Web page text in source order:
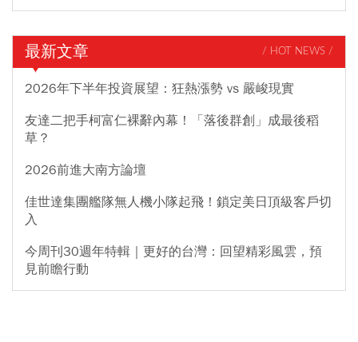
最新文章 / HOT NEWS /
2026年下半年投資展望：狂熱漲勢 vs 嚴峻現實
友達二把手柯富仁裸辭內幕！「落後群創」成最後稻
草？
2026前進大南方論壇
佳世達集團艦隊無人機小隊起飛！鎖定美日頂級客戶切
入
今周刊30週年特輯｜更好的台灣：回望精彩風雲，預
見前瞻行動